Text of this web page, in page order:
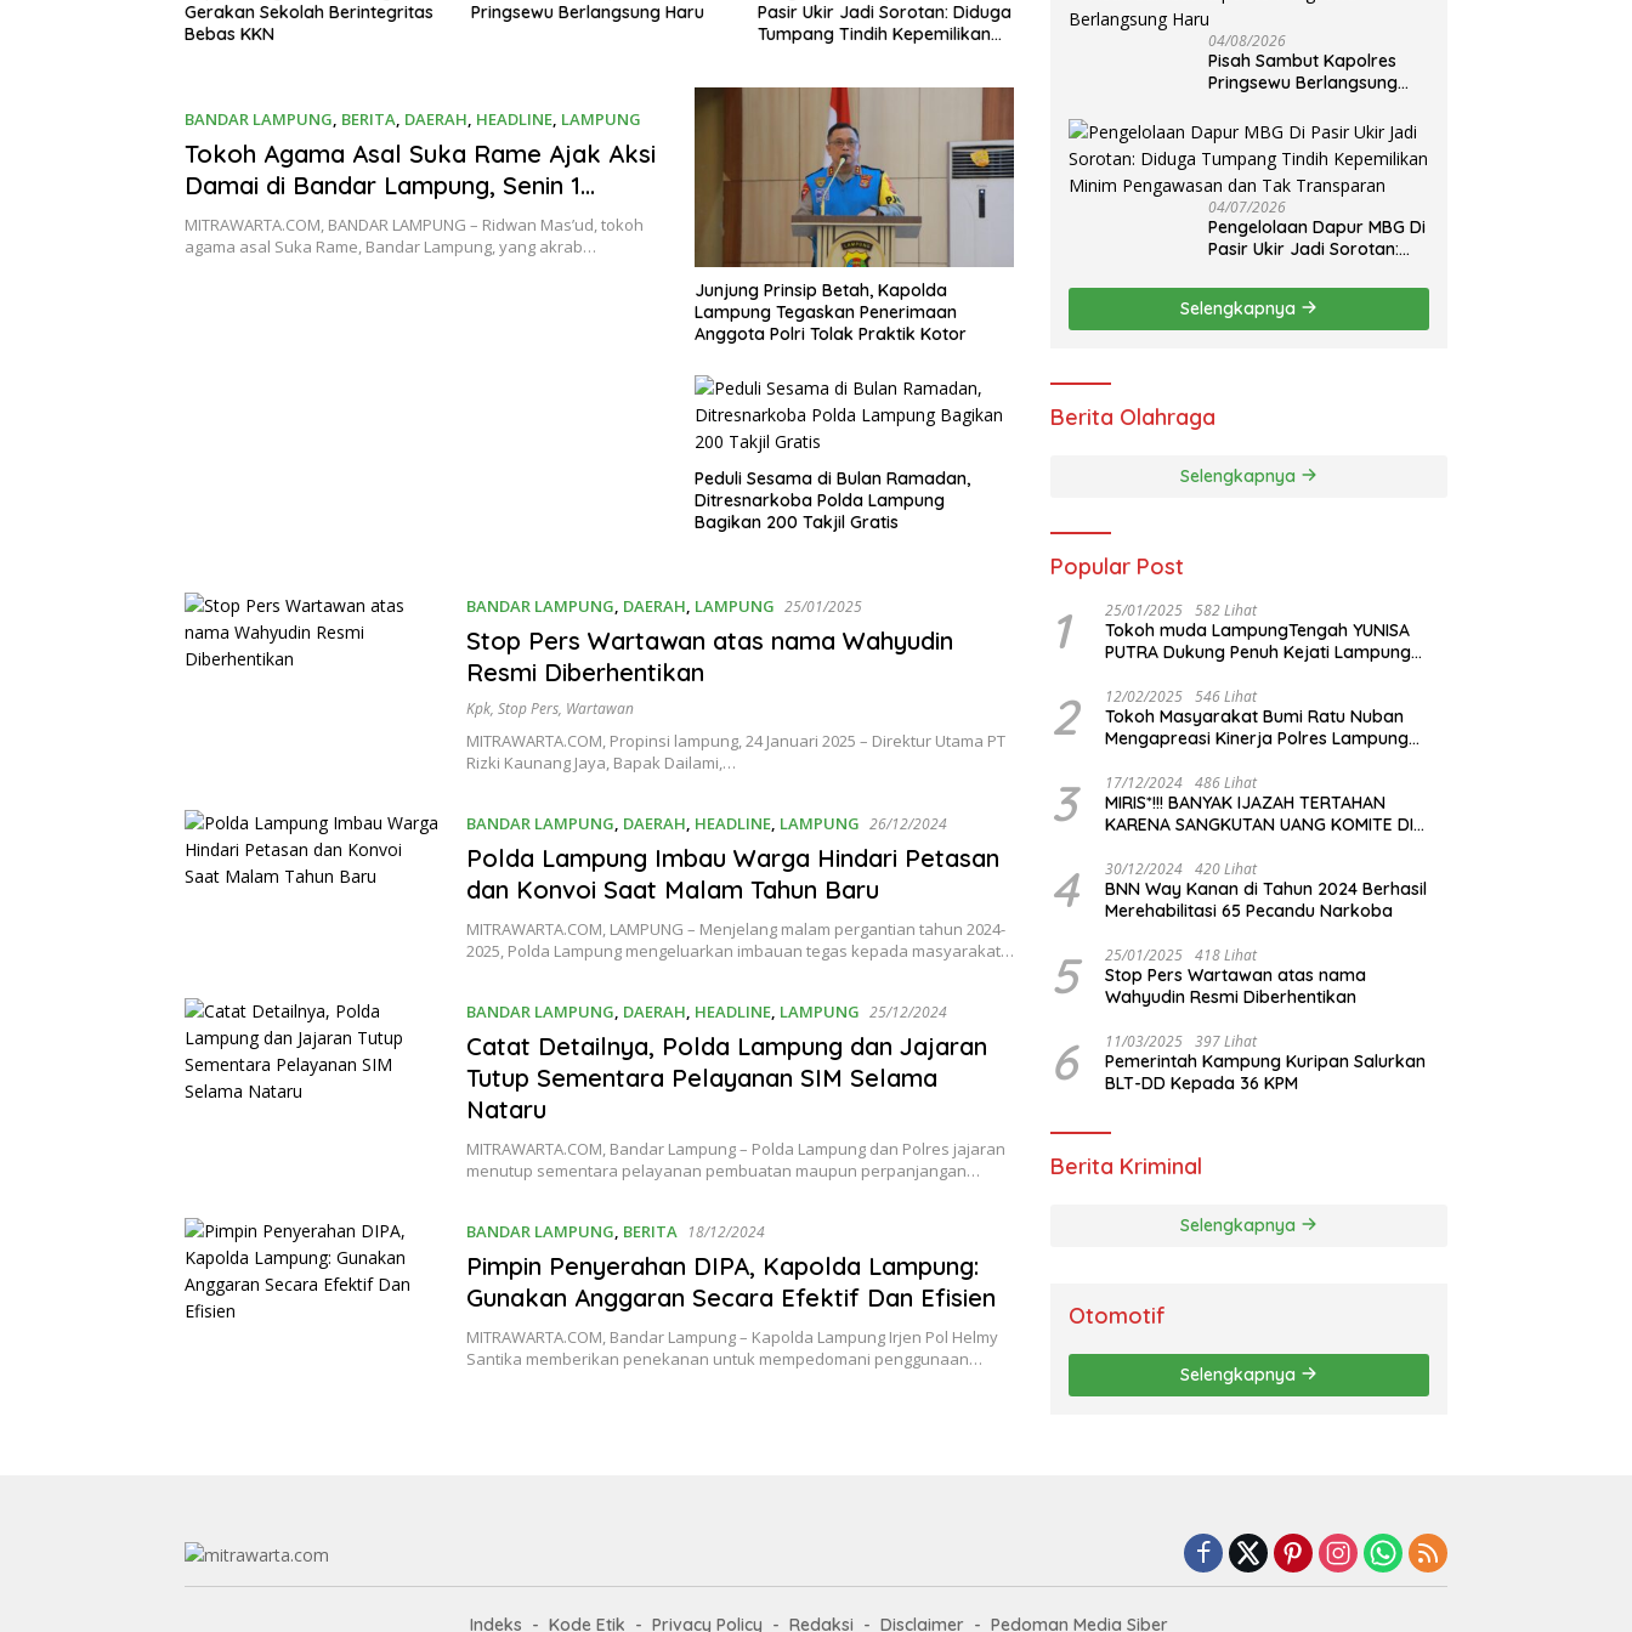
Pringsewu Berlangsung Haru
Pasir Ukir Jadi Sorotan: Diduga
Ratu, Mobil Operasional
Pengiriman Paket yang Dicuri
BANDAR LAMPUNG, BERITA, DAERAH, HEADLINE, LAMPUNG
30/08/2025
Tokoh Agama Asal Suka Rame Ajak Aksi
Damai di Bandar Lampung, Senin 1
September Jadi Teladan Nasional
MITRAWARTA.COM, BANDAR LAMPUNG – Ridwan Mas’ud, tokoh
agama asal Suka Rame, Bandar Lampung, yang akrab…
Junjung Prinsip Betah, Kapolda
Lampung Tegaskan Penerimaan
Anggota Polri Tolak Praktik Kotor
Peduli Sesama di Bulan Ramadan,
Ditresnarkoba Polda Lampung
Bagikan 200 Takjil Gratis
BANDAR LAMPUNG, DAERAH, LAMPUNG 25/01/2025
Stop Pers Wartawan atas nama Wahyudin
Resmi Diberhentikan
Kpk, Stop Pers, Wartawan
MITRAWARTA.COM, Propinsi lampung, 24 Januari 2025 – Direktur Utama PT
Rizki Kaunang Jaya, Bapak Dailami,…
BANDAR LAMPUNG, DAERAH, HEADLINE, LAMPUNG 26/12/2024
Polda Lampung Imbau Warga Hindari Petasan
dan Konvoi Saat Malam Tahun Baru
MITRAWARTA.COM, LAMPUNG – Menjelang malam pergantian tahun 2024-
2025, Polda Lampung mengeluarkan imbauan tegas kepada masyarakat…
BANDAR LAMPUNG, DAERAH, HEADLINE, LAMPUNG 25/12/2024
Catat Detailnya, Polda Lampung dan Jajaran
Tutup Sementara Pelayanan SIM Selama
Nataru
MITRAWARTA.COM, Bandar Lampung – Polda Lampung dan Polres jajaran
menutup sementara pelayanan pembuatan maupun perpanjangan…
BANDAR LAMPUNG, BERITA 18/12/2024
Pimpin Penyerahan DIPA, Kapolda Lampung:
Gunakan Anggaran Secara Efektif Dan Efisien
MITRAWARTA.COM, Bandar Lampung – Kapolda Lampung Irjen Pol Helmy
Santika memberikan penekanan untuk mempedomani penggunaan…
04/08/2026
Pisah Sambut Kapolres
Pringsewu Berlangsung
04/07/2026
Pengelolaan Dapur MBG Di
Pasir Ukir Jadi Sorotan:
Kepemilikan Minim
Pengawasan dan Tak
Transparan
Selengkapnya
Berita Olahraga
Selengkapnya
Popular Post
1 25/01/2025 582 Lihat
Tokoh muda LampungTengah YUNISA
PUTRA Dukung Penuh Kejati Lampung
Taman Tugu gajah Lampung Timur Tahun
2024
2 12/02/2025 546 Lihat
Tokoh Masyarakat Bumi Ratu Nuban
Mengapreasi Kinerja Polres Lampung
3 17/12/2024 486 Lihat
MIRIS*!!! BANYAK IJAZAH TERTAHAN
KARENA SANGKUTAN UANG KOMITE DI
4 30/12/2024 420 Lihat
BNN Way Kanan di Tahun 2024 Berhasil
Merehabilitasi 65 Pecandu Narkoba
5 25/01/2025 418 Lihat
Stop Pers Wartawan atas nama
Wahyudin Resmi Diberhentikan
6 11/03/2025 397 Lihat
Pemerintah Kampung Kuripan Salurkan
BLT-DD Kepada 36 KPM
Berita Kriminal
Selengkapnya
Otomotif
Selengkapnya
Indeks Kode Etik Privacy Policy Redaksi Disclaimer Pedoman Media Siber